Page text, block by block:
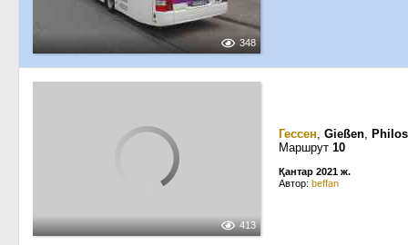
348
413
Гессен, Gießen,
Маршрут 10
Қантар 2021 ж.
Автор: beffan